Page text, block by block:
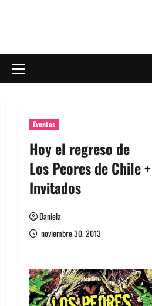
Menú
Eventos
Hoy el regreso de
Los Peores de Chile +
Invitados
Daniela
noviembre 30, 2013